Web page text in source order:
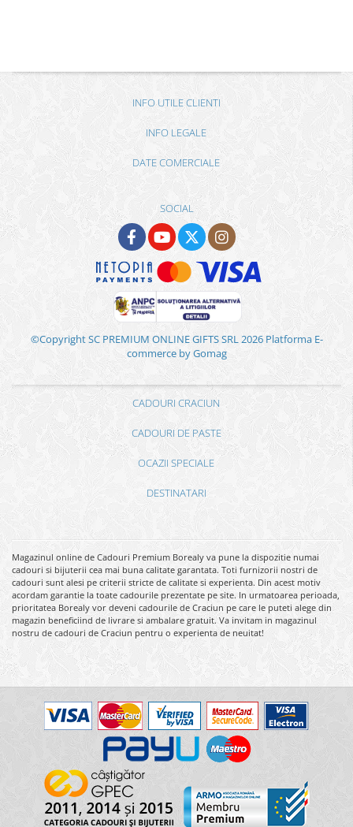
INFO UTILE CLIENTI
INFO LEGALE
DATE COMERCIALE
SOCIAL
©Copyright SC PREMIUM ONLINE GIFTS SRL 2026 Platforma E-
commerce by Gomag
CADOURI CRACIUN
CADOURI DE PASTE
OCAZII SPECIALE
DESTINATARI
Magazinul online de Cadouri Premium Borealy va pune la dispozitie numai
cadouri si bijuterii cea mai buna calitate garantata. Toti furnizorii nostri de
cadouri sunt alesi pe criterii stricte de calitate si experienta. Din acest motiv
acordam garantie la toate cadourile prezentate pe site. In urmatoarea perioada,
prioritatea Borealy vor deveni cadourile de Craciun pe care le puteti alege din
magazin beneficiind de livrare si ambalare gratuit. Va invitam in magazinul
nostru de cadouri de Craciun pentru o experienta de neuitat!